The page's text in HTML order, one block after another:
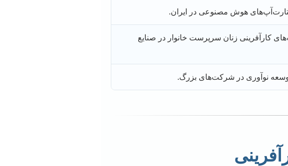
هوش مصنوعی در ایران.
کارآفرینی زنان سرپرست خانوار در صنایع
نوآوری در شرکت‌های بزرگ.